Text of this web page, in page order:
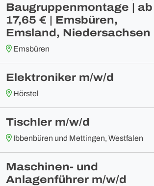
Baugruppenmontage | ab
17,65 € | Emsbüren,
Emsland, Niedersachsen
Emsbüren
Elektroniker m/w/d
Hörstel
Tischler m/w/d
Ibbenbüren und Mettingen, Westfalen
Maschinen- und
Anlagenführer m/w/d